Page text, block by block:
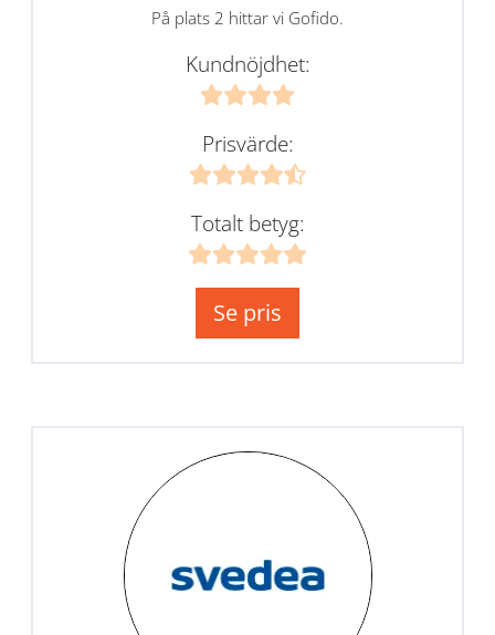
På plats 2 hittar vi Gofido.
Kundnöjdhet:
Prisvärde:
Totalt betyg:
Se pris